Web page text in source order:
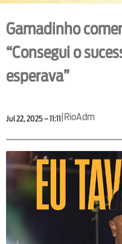
Gamadinho
“Consegui o
esperava”
Jul 22, 2025 – 11:11 RioAdm